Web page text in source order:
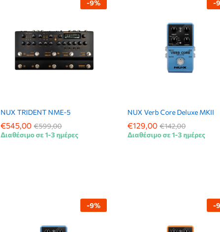
-9%
NUX TRIDENT NME-5
€545,00 €599,00
€545,00 €599,00
Διαθέσιμο σε 1-3 ημέρες
-
NUX Verb Core Deluxe MKII
€129,00 €142,00
€129,00 €142,00
Διαθέσιμο σε 1-3 ημέρες
-9% -